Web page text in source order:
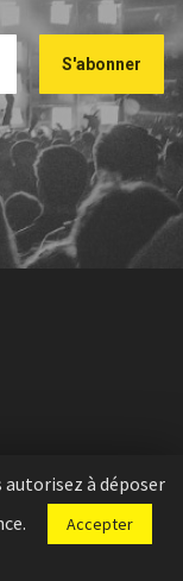
avec l'aide deBloop
Mentions légales
autorisez à déposer
Accepter